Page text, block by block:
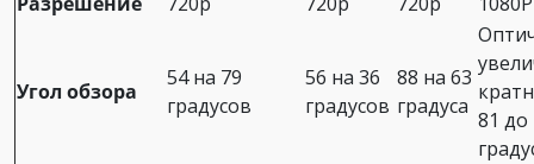
Угол обзора
54 на 79
градусов
56 на 36
градусов
88 на 63
градуса
81 до